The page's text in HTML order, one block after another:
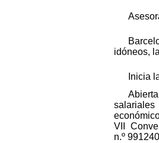
idóneos,
Inicia
VII
n.º